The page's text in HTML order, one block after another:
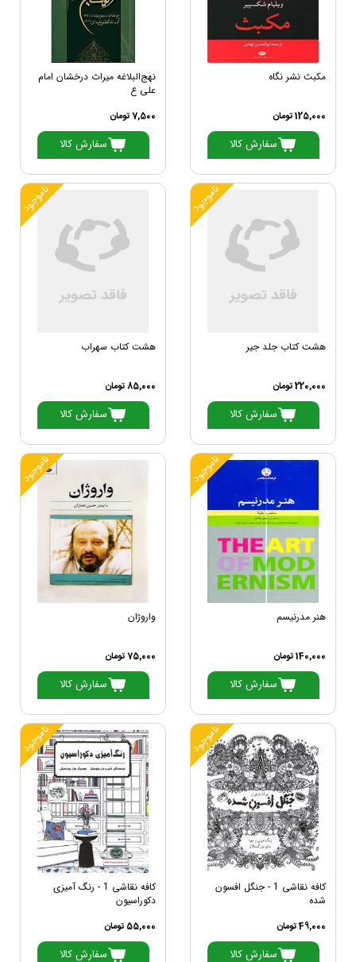
مکبث نشر نگاه
125,000 تومان
سفارش کالا
نهج‌البلاغه میراث درخشان امام
علی ع
7,500 تومان
سفارش کالا
ناموجود
هشت کتاب جلد جیر
220,000 تومان
سفارش کالا
ناموجود
هشت کتاب سهراب
85,000 تومان
سفارش کالا
ناموجود
هنر مدرنیسم
140,000 تومان
سفارش کالا
ناموجود
واروژان
75,000 تومان
سفارش کالا
ناموجود
کافه نقاشی 1 - جنگل افسون
شده
49,000 تومان
سفارش کالا
ناموجود
کافه نقاشی 1 - رنگ آمیزی
دکوراسیون
55,000 تومان
سفارش کالا